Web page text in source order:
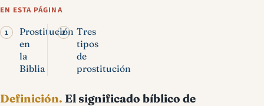
EN ESTA PÁGINA
Prostitución
en
la
Biblia
Tres
tipos
de
prostitución
Definición. El significado bíblico de